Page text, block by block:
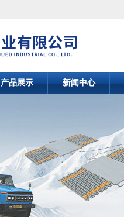
产品展示 新闻中心